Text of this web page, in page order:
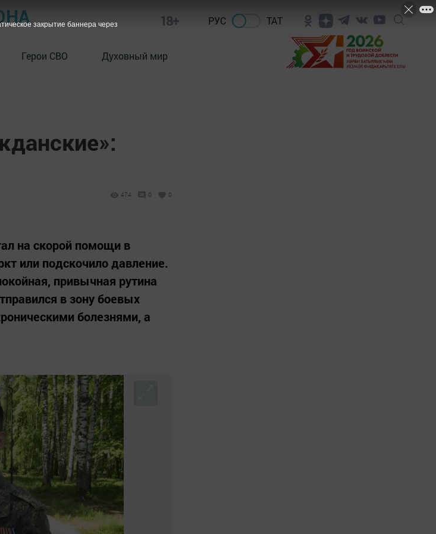
18+ РУС ТАТ
Герои СВО Духовный мир
474 0 0
на скорой помощи в
или подскочило давление.
привычная рутина
в зону боевых
болезнями, а
закрытие баннера через